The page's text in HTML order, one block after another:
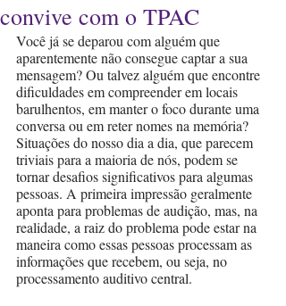
convive com o TPAC
Você já se deparou com alguém que
aparentemente não consegue captar a sua
mensagem? Ou talvez alguém que encontre
dificuldades em compreender em locais
barulhentos, em manter o foco durante uma
conversa ou em reter nomes na memória?
Situações do nosso dia a dia, que parecem
triviais para a maioria de nós, podem se
tornar desafios significativos para algumas
pessoas. A primeira impressão geralmente
aponta para problemas de audição, mas, na
realidade, a raiz do problema pode estar na
maneira como essas pessoas processam as
informações que recebem, ou seja, no
processamento auditivo central.